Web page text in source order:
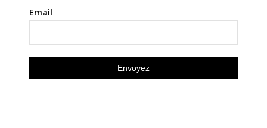
Email